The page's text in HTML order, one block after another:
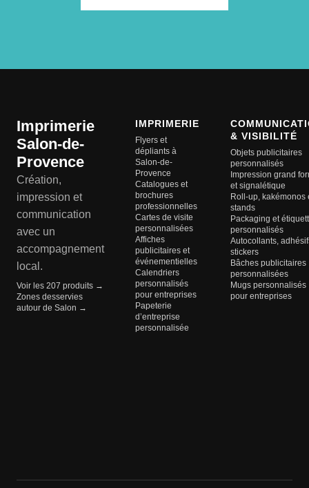
Imprimerie
Salon-de-
Provence
Création,
impression et
communication
avec un
accompagnement
local.
Voir les 207 produits →
Zones desservies
autour de Salon →
IMPRIMERIE
Flyers et
dépliants à
Salon-de-
Provence
Catalogues et
brochures
professionnelles
Cartes de visite
personnalisées
Affiches
publicitaires et
événementielles
Calendriers
personnalisés
pour entreprises
Papeterie
d’entreprise
personnalisée
& VISIBILITÉ
Objets publicitaires
personnalisés
Impression grand
et signalétique
Roll-up, kakémonos
stands
Packaging et
personnalisés
Autocollants,
stickers
Bâches publicitaires
personnalisées
Mugs personnalisés
pour entreprises